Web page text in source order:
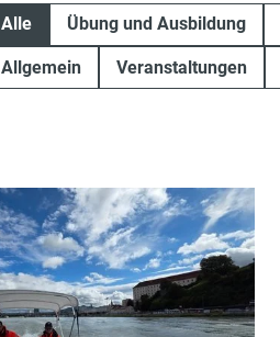
Alle Übung und Ausbildung
Allgemein Veranstaltungen